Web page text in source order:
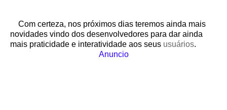
Com certeza, nos próximos dias teremos ainda mais
novidades vindo dos desenvolvedores para dar ainda
mais praticidade e interatividade aos seus usuários.
Anuncio